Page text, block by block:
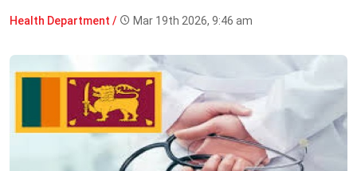
Health Department / Mar 19th 2026, 9:46 am